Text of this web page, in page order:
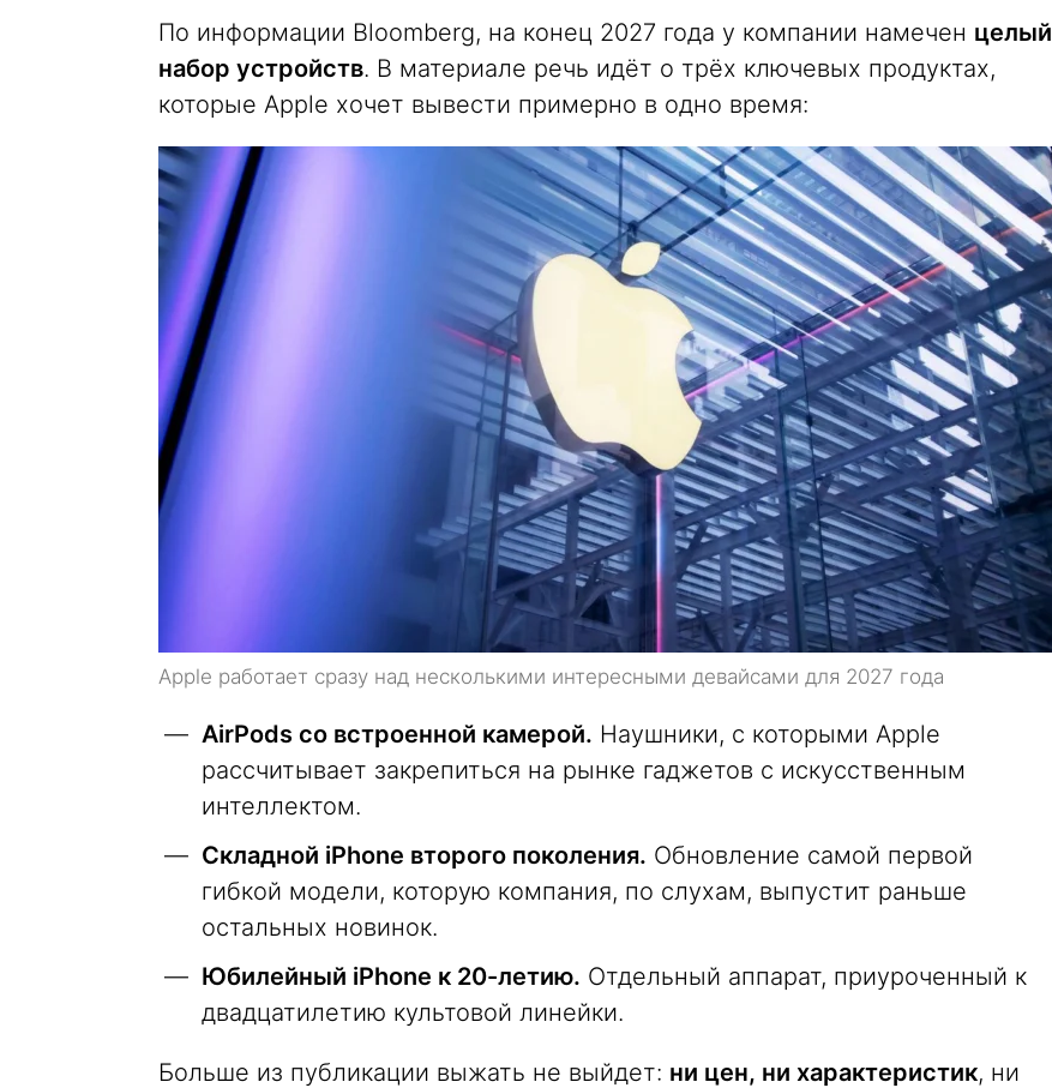
По информации Bloomberg, на конец 2027 года у компании намечен целый
набор устройств. В материале речь идёт о трёх ключевых продуктах,
которые Apple хочет вывести примерно в одно время:
Apple работает сразу над несколькими интересными девайсами для 2027 года
AirPods со встроенной камерой. Наушники, с которыми Apple
рассчитывает закрепиться на рынке гаджетов с искусственным
интеллектом.
Складной iPhone второго поколения. Обновление самой первой
гибкой модели, которую компания, по слухам, выпустит раньше
остальных новинок.
Юбилейный iPhone к 20-летию. Отдельный аппарат, приуроченный к
двадцатилетию культовой линейки.
Больше из публикации выжать не выйдет: ни цен, ни характеристик, ни